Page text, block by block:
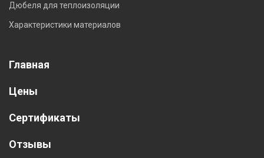
Дюбеля для теплоизоляции
Характеристики материалов
Главная
Цены
Сертификаты
Отзывы